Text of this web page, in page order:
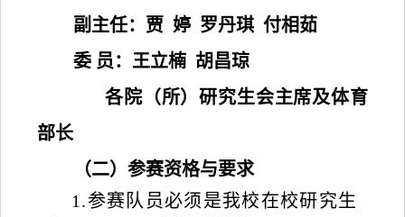
副主任：贾 婷 罗丹琪 付相茹
委 员：王立楠 胡昌琼
各院（所）研究生会主席及体育
部长
（二）参赛资格与要求
1.参赛队员必须是我校在校研究生